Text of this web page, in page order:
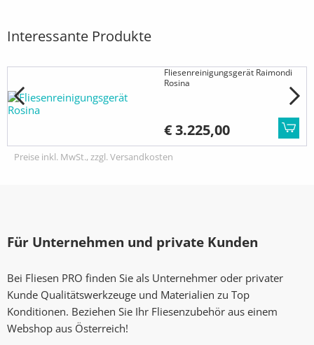
Interessante Produkte
Fliesenreinigungsgerät Raimondi
Rosina
€ 3.225,00
Preise inkl. MwSt., zzgl. Versandkosten
Für Unternehmen und private Kunden
Bei Fliesen PRO finden Sie als Unternehmer oder privater
Kunde Qualitätswerkzeuge und Materialien zu Top
Konditionen. Beziehen Sie Ihr Fliesenzubehör aus einem
Webshop aus Österreich!